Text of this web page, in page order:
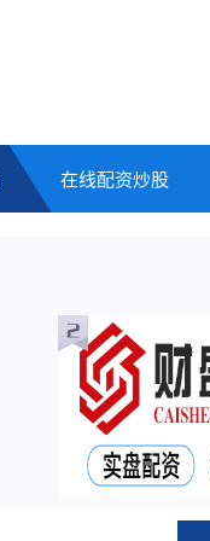
在线配资炒股